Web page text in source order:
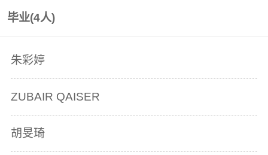
毕业(4人)
朱彩婷
ZUBAIR QAISER
胡旻琦